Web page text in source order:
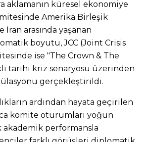
aklamanın küresel ekonomiye
Amerika Birleşik
İran arasında yaşanan
boyutu, JCC (Joint Crisis
ise "The Crown & The
tarihi kriz senaryosu üzerinden
gerçekleştirildi.
ardından hayata geçirilen
komite oturumları yoğun
akademik performansla